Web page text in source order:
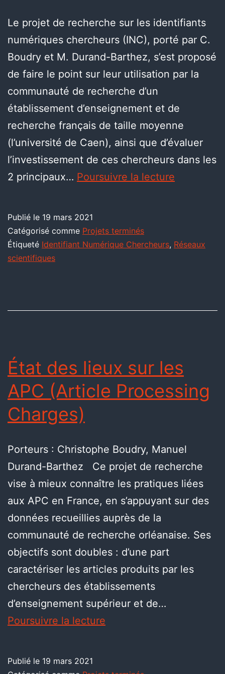
Le projet de recherche sur les identifiants
numériques chercheurs (INC), porté par C.
Boudry et M. Durand-Barthez, s’est proposé
de faire le point sur leur utilisation par la
communauté de recherche d’un
établissement d’enseignement et de
recherche français de taille moyenne
(l’université de Caen), ainsi que d’évaluer
l’investissement de ces chercheurs dans les
2 principaux… Poursuivre la lecture
Publié le 19 mars 2021
Catégorisé comme Projets terminés
Étiqueté Identifiant Numérique Chercheurs, Réseaux
scientifiques
État des lieux sur les
APC (Article Processing
Charges)
Porteurs : Christophe Boudry, Manuel
Durand-Barthez Ce projet de recherche
vise à mieux connaître les pratiques liées
aux APC en France, en s’appuyant sur des
données recueillies auprès de la
communauté de recherche orléanaise. Ses
objectifs sont doubles : d’une part
caractériser les articles produits par les
chercheurs des établissements
d’enseignement supérieur et de…
Poursuivre la lecture
Publié le 19 mars 2021